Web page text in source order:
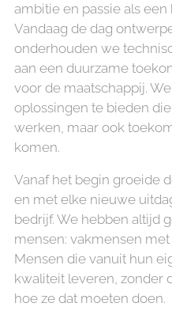
ambitie en passie als een
Vandaag de dag
onderhouden we
aan een duurzame
voor de maatschappij.
oplossingen te bieden
werken, maar ook
komen.
Vanaf het begin groeide
en met elke nieuwe
bedrijf. We hebben altijd
mensen: vakmensen
Mensen die vanuit hun
kwaliteit leveren, zonder
hoe ze dat moeten doen.